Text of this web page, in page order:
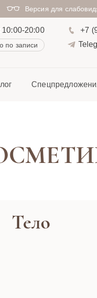
Версия для
20:00
по записи
+7
Тело